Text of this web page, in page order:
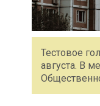
Тестовое
августа. В